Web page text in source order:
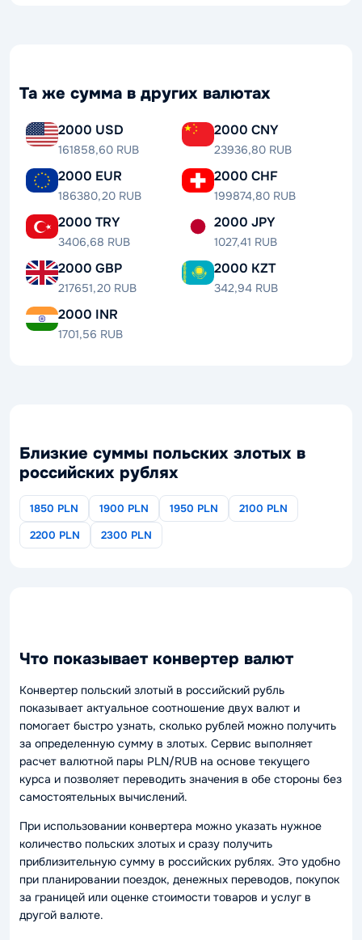
Та же сумма в других валютах
2000 USD
161858,60 RUB
2000 CNY
23936,80 RUB
2000 EUR
186380,20 RUB
2000 CHF
199874,80 RUB
2000 TRY
3406,68 RUB
2000 JPY
1027,41 RUB
2000 GBP
217651,20 RUB
2000 KZT
342,94 RUB
2000 INR
1701,56 RUB
Близкие суммы польских злотых в
российских рублях
1850 PLN 1900 PLN 1950 PLN
2100 PLN
2200 PLN
2300 PLN
Что показывает конвертер валют
Конвертер польский злотый в российский рубль
показывает актуальное соотношение двух валют и
помогает быстро узнать, сколько рублей можно получить
за определенную сумму в злотых. Сервис выполняет
расчет валютной пары PLN/RUB на основе текущего
курса и позволяет переводить значения в обе стороны без
самостоятельных вычислений.
При использовании конвертера можно указать нужное
количество польских злотых и сразу получить
приблизительную сумму в российских рублях. Это удобно
при планировании поездок, денежных переводов, покупок
за границей или оценке стоимости товаров и услуг в
другой валюте.